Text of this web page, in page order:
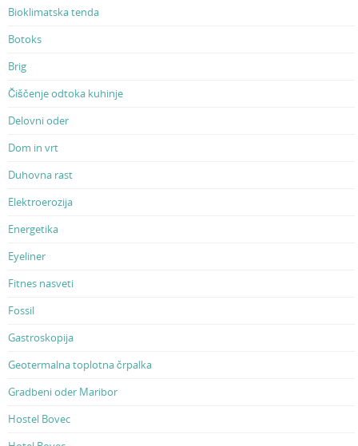
Bioklimatska tenda
Botoks
Brig
Čiščenje odtoka kuhinje
Delovni oder
Dom in vrt
Duhovna rast
Elektroerozija
Energetika
Eyeliner
Fitnes nasveti
Fossil
Gastroskopija
Geotermalna toplotna črpalka
Gradbeni oder Maribor
Hostel Bovec